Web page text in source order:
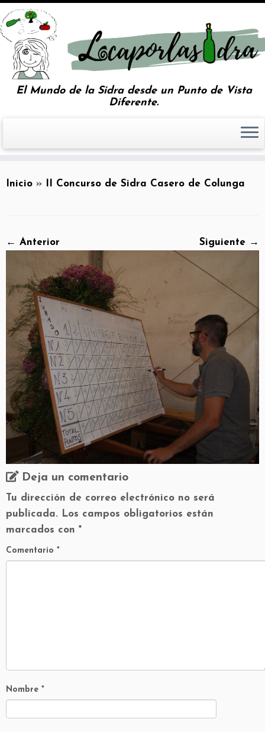
El Mundo de la Sidra desde un Punto de Vista
Diferente.
Inicio » II Concurso de Sidra Casero de Colunga
← Anterior Siguiente →
Deja un comentario
Tu dirección de correo electrónico no será
publicada. Los campos obligatorios están
marcados con *
Comentario *
Nombre *